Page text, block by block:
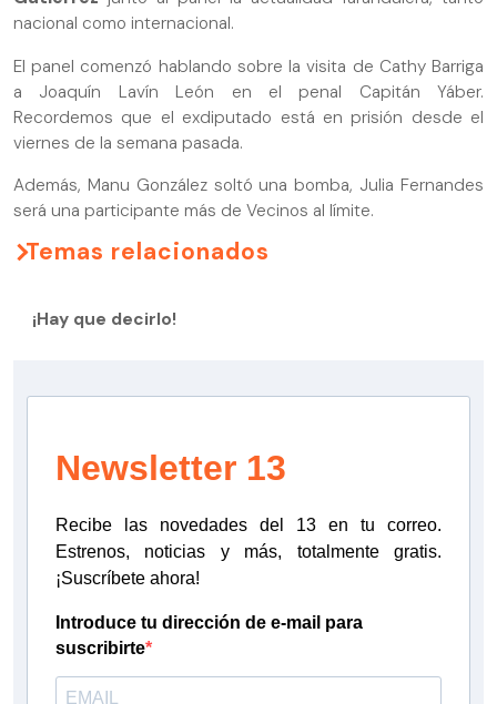
nacional como internacional.
El panel comenzó hablando sobre la visita de Cathy Barriga
a Joaquín Lavín León en el penal Capitán Yáber.
Recordemos que el exdiputado está en prisión desde el
viernes de la semana pasada.
Además, Manu González soltó una bomba, Julia Fernandes
será una participante más de Vecinos al límite.
Temas relacionados
¡Hay que decirlo!
Newsletter 13
Recibe las novedades del 13 en tu correo.
Estrenos, noticias y más, totalmente gratis.
¡Suscríbete ahora!
Introduce tu dirección de e-mail para
suscribirte